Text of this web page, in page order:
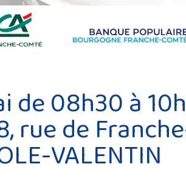
de 08h30 à
rue de
VALENTIN